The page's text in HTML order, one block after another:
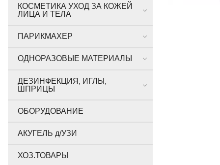
КОСМЕТИКА УХОД ЗА КОЖЕЙ
ЛИЦА И ТЕЛА
ПАРИКМАХЕР
ОДНОРАЗОВЫЕ МАТЕРИАЛЫ
ДЕЗИНФЕКЦИЯ, ИГЛЫ,
ШПРИЦЫ
ОБОРУДОВАНИЕ
АКУГЕЛЬ д/УЗИ
ХОЗ.ТОВАРЫ